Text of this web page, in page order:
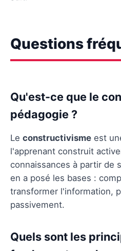
Questions
Qu'est-ce que le
pédagogie ?
Le constructivisme est
l'apprenant construit
connaissances à partir de
en a posé les bases :
transformer l'information,
passivement.
Quels sont les